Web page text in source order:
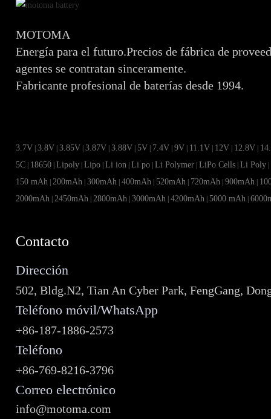
MOTOMA
Energía para el futuro.Precios de fábrica de
agentes se contratan sinceramente.
Fabricante profesional de baterías desde 1994.
3.7V |3.8V |3.85V |3.87V |3.88V 5V 7.4V |9V 11.1V 12V 12.8V
5C 18650 |Lipoly |Lipo |Li ion |Li po |Li Polymer |LiPo Cells |Li Poly
150 mAh |200mAh |300mAh |400mAh 520mAh 720mAh |900mAh
2000mAh |2450mAh |2800mAh |3000mAh |4200mAh 5000 mAh |
Contacto
Dirección
502, Bldg.N2, Tian An Cyber Park, FengGang,
Teléfono móvil/WhatsApp
+86-187-1886-2573
Teléfono
+86-769-8216-3796
Correo electrónico
info@motoma.com